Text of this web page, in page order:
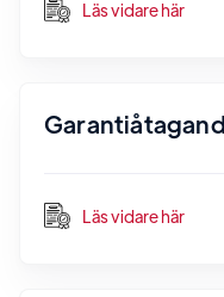
Läs vidare här
Läs vidare här